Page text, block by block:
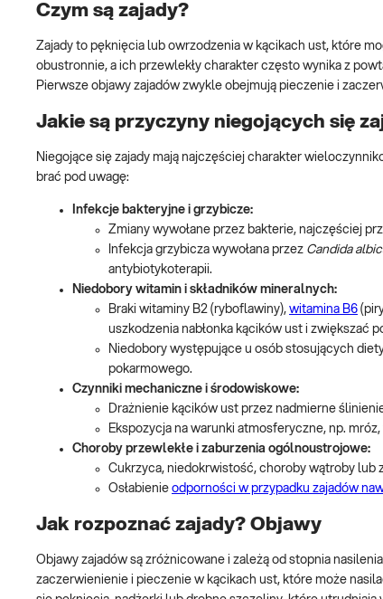
Czym są zajady?
Zajady to pęknięcia lub owrzodzenia w kącikach ust, które
obustronnie, a ich przewlekły charakter często wynika z
Pierwsze objawy zajadów zwykle obejmują pieczenie i
Jakie są przyczyny niegojących się
Niegojące się zajady mają najczęściej charakter
brać pod uwagę:
Infekcje bakteryjne i grzybicze:
Zmiany wywołane przez bakterie, najczęściej
Infekcja grzybicza wywołana przez Candida
antybiotykoterapii.
Niedobory witamin i składników mineralnych:
Braki witaminy B2 (ryboflawiny), witamina B6
uszkodzenia nabłonka kącików ust i zwiększać
Niedobory występujące u osób stosujących
pokarmowego.
Czynniki mechaniczne i środowiskowe:
Drażnienie kącików ust przez nadmierne
Ekspozycja na warunki atmosferyczne, np.
Choroby przewlekłe i zaburzenia ogólnoustrojowe:
Cukrzyca, niedokrwistość, choroby wątroby lub
Osłabienie odporności w przypadku zajadów
Jak rozpoznać zajady? Objawy
Objawy zajadów są zróżnicowane i zależą od stopnia
zaczerwienienie i pieczenie w kącikach ust, które może